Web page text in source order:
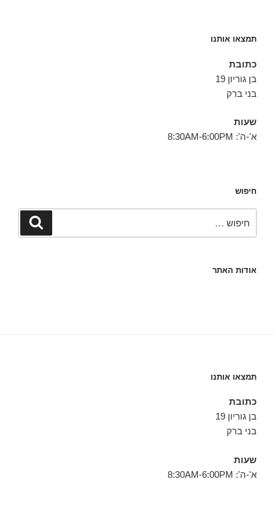
תמצאו אותנו
כתובת
בן גוריון 19
בני ברק
שעות
א'-ה': 8:30AM-6:00PM
חיפוש
חיפוש
אודות האתר
תמצאו אותנו
כתובת
בן גוריון 19
בני ברק
שעות
א'-ה': 8:30AM-6:00PM